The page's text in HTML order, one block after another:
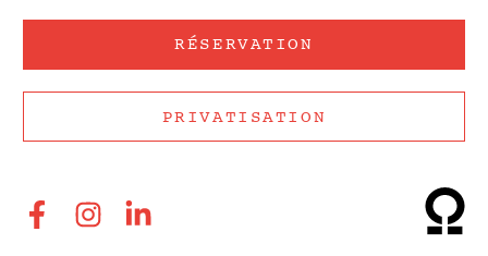
RÉSERVATION
PRIVATISATION